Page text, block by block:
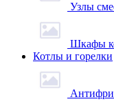
Узлы
Шкафы
Котлы и горелки